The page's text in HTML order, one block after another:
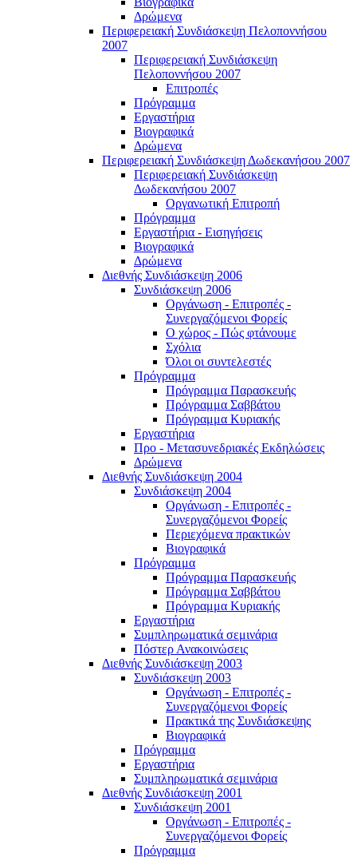
Δρώμενα
Περιφερειακή Συνδιάσκεψη Πελοποννήσου
2007
Περιφερειακή Συνδιάσκεψη
Πελοποννήσου 2007
Επιτροπές
Πρόγραμμα
Εργαστήρια
Βιογραφικά
Δρώμενα
Περιφερειακή Συνδιάσκεψη Δωδεκανήσου 2007
Περιφερειακή Συνδιάσκεψη
Δωδεκανήσου 2007
Οργανωτική Επιτροπή
Πρόγραμμα
Εργαστήρια - Εισηγήσεις
Βιογραφικά
Δρώμενα
Διεθνής Συνδιάσκεψη 2006
Συνδιάσκεψη 2006
Οργάνωση - Επιτροπές -
Συνεργαζόμενοι Φορείς
Ο χώρος - Πώς φτάνουμε
Σχόλια
Όλοι οι συντελεστές
Πρόγραμμα
Πρόγραμμα Παρασκευής
Πρόγραμμα Σαββάτου
Πρόγραμμα Κυριακής
Εργαστήρια
Προ - Μετασυνεδριακές Εκδηλώσεις
Δρώμενα
Διεθνής Συνδιάσκεψη 2004
Συνδιάσκεψη 2004
Οργάνωση - Επιτροπές -
Συνεργαζόμενοι Φορείς
Περιεχόμενα πρακτικών
Βιογραφικά
Πρόγραμμα
Πρόγραμμα Παρασκευής
Πρόγραμμα Σαββάτου
Πρόγραμμα Κυριακής
Εργαστήρια
Συμπληρωματικά σεμινάρια
Πόστερ Ανακοινώσεις
Διεθνής Συνδιάσκεψη 2003
Συνδιάσκεψη 2003
Οργάνωση - Επιτροπές -
Συνεργαζόμενοι Φορείς
Πρακτικά της Συνδιάσκεψης
Βιογραφικά
Πρόγραμμα
Εργαστήρια
Συμπληρωματικά σεμινάρια
Διεθνής Συνδιάσκεψη 2001
Συνδιάσκεψη 2001
Οργάνωση - Επιτροπές -
Συνεργαζόμενοι Φορείς
Πρόγραμμα